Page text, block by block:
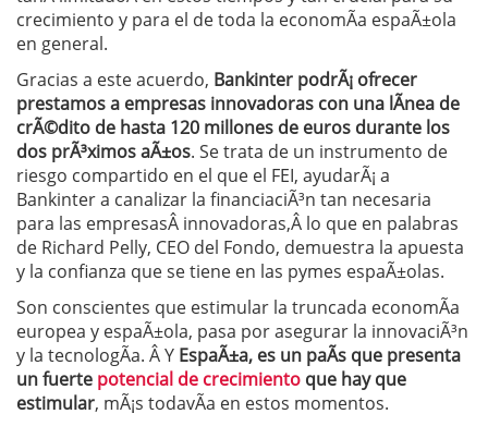
crecimiento y para el de toda la economÃ­a espaÃ±ola
en general.
Gracias a este acuerdo, Bankinter podrÃ¡ ofrecer
prestamos a empresas innovadoras con una lÃ­nea de
crÃ©dito de hasta 120 millones de euros durante los
dos prÃ³ximos aÃ±os. Se trata de un instrumento de
riesgo compartido en el que el FEI, ayudarÃ¡ a
Bankinter a canalizar la financiaciÃ³n tan necesaria
para las empresasÂ innovadoras,Â lo que en palabras
de Richard Pelly, CEO del Fondo, demuestra la apuesta
y la confianza que se tiene en las pymes espaÃ±olas.
Son conscientes que estimular la truncada economÃ­a
europea y espaÃ±ola, pasa por asegurar la innovaciÃ³n
y la tecnologÃ­a. Â Y EspaÃ±a, es un paÃ­s que presenta
un fuerte potencial de crecimiento que hay que
estimular, mÃ¡s todavÃ­a en estos momentos.